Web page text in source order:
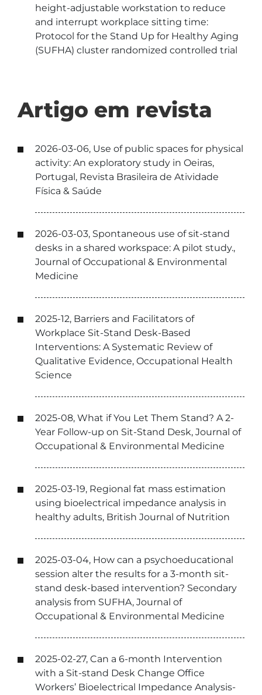
height-adjustable workstation to reduce
and interrupt workplace sitting time:
Protocol for the Stand Up for Healthy Aging
(SUFHA) cluster randomized controlled trial
Artigo em revista
2026-03-06, Use of public spaces for physical
activity: An exploratory study in Oeiras,
Portugal, Revista Brasileira de Atividade
Física & Saúde
2026-03-03, Spontaneous use of sit-stand
desks in a shared workspace: A pilot study.,
Journal of Occupational & Environmental
Medicine
2025-12, Barriers and Facilitators of
Workplace Sit-Stand Desk-Based
Interventions: A Systematic Review of
Qualitative Evidence, Occupational Health
Science
2025-08, What if You Let Them Stand? A 2-
Year Follow-up on Sit-Stand Desk, Journal of
Occupational & Environmental Medicine
2025-03-19, Regional fat mass estimation
using bioelectrical impedance analysis in
healthy adults, British Journal of Nutrition
2025-03-04, How can a psychoeducational
session alter the results for a 3-month sit-
stand desk-based intervention? Secondary
analysis from SUFHA, Journal of
Occupational & Environmental Medicine
2025-02-27, Can a 6-month Intervention
with a Sit-stand Desk Change Office
Workers’ Bioelectrical Impedance Analysis-